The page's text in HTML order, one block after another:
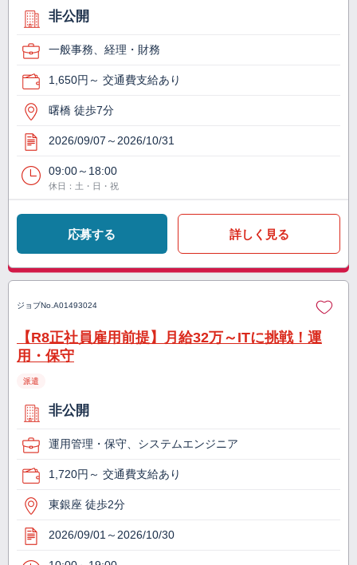
非公開
一般事務、経理・財務
1,650円～ 交通費支給あり
曙橋 徒歩7分
2026/09/07～2026/10/31
09:00～18:00
休日：土・日・祝
応募する 詳しく見る
ジョブNo. A01493024
【R8正社員雇用前提】月給32万～ITに挑戦！運
用・保守
派遣
非公開
運用管理・保守、システムエンジニア
1,720円～ 交通費支給あり
東銀座 徒歩2分
2026/09/01～2026/10/30